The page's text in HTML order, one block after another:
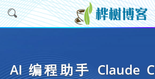
AI 编程助手 Claude